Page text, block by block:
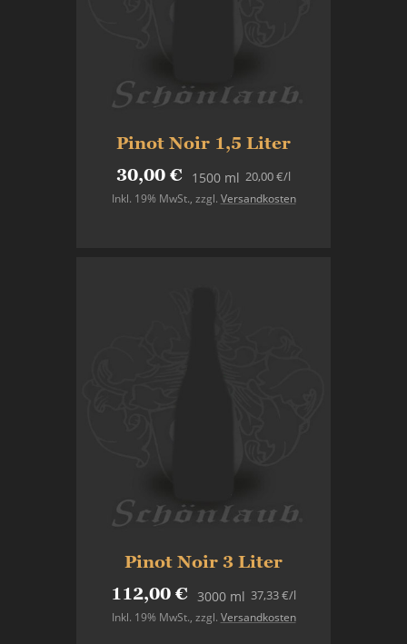
Pinot Noir 1,5 Liter
30,00 € 1500 ml
Inkl. 19% MwSt., zzgl. Versandkosten
20,00 €/l
Pinot Noir 3 Liter
112,00 € 3000 ml
Inkl. 19% MwSt., zzgl. Versandkosten
37,33 €/l